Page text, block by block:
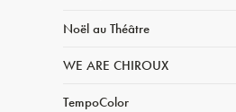
Noël au Théâtre
WE ARE CHIROUX
TempoColor